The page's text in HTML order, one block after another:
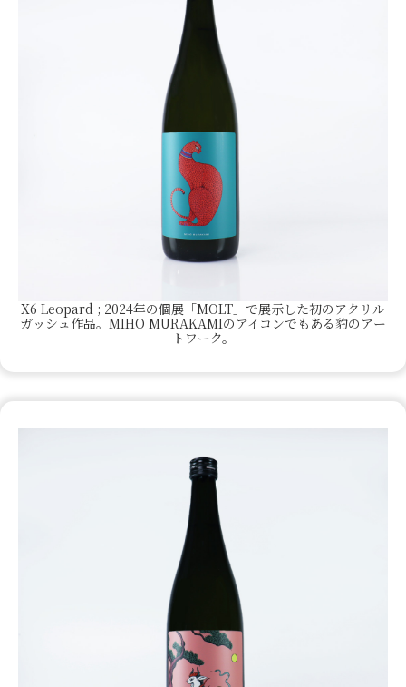
X6 Leopard ; 2024年の個展「MOLT」で展示した初のアクリル
ガッシュ作品。MIHO MURAKAMIのアイコンでもある豹のアー
トワーク。